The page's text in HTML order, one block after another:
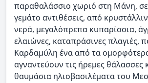
παραθαλάσσιο χωριό στη Μάνη, σε
γεμάτο αντιθέσεις, από
νερά, μεγαλόπρεπα κυπαρίσσια,
ελαιώνες, καταπράσινες πλαγιές,
Καρδαμύλη ένα από τα
αγναντεύουν τις ήρεμες θάλασσες
θαυμάσια ηλιοβασιλέματα του